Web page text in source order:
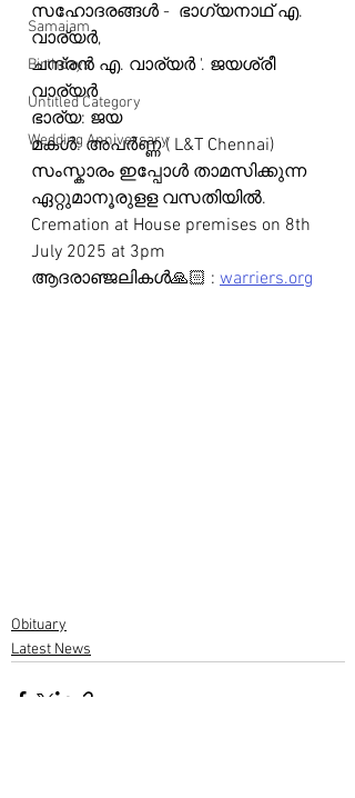
Samajam
Birthdays
Untitled Category
Wedding Anniversary
സഹോദരങ്ങൾ -  ഭാഗ്യനാഥ് എ.
വാര്യർ,
ചന്ദ്രൻ എ. വാര്യർ '. ജയശ്രീ
വാര്യർ
ഭാര്യ: ജയ
മകൾ: അപർണ്ണ ( L&T Chennai)
സംസ്കാരം ഇപ്പോൾ താമസിക്കുന്ന
ഏറ്റുമാനൂരുളള വസതിയിൽ.
Cremation at House premises on 8th
July 2025 at 3pm
ആദരാഞ്ജലികൾ🙏🏻 : warriers.org
Obituary
Latest News